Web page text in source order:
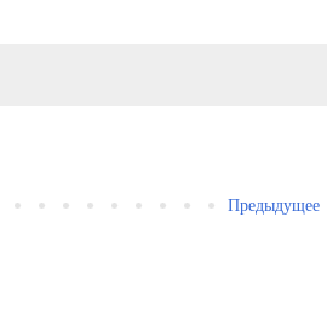
Предыдущее